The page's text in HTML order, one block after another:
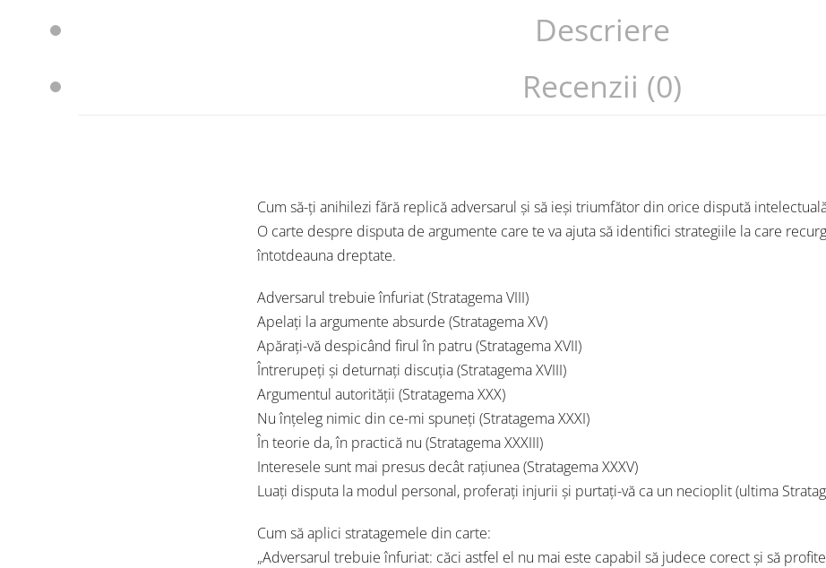
Descriere
Recenzii (0)
Cum să-ți anihilezi fără replică adversarul și să ieși triumfător din orice dispută
O carte despre disputa de argumente care te va ajuta să identifici strategiile la care
întotdeauna dreptate.
Adversarul trebuie înfuriat (Stratagema VIII)
Apelați la argumente absurde (Stratagema XV)
Apărați-vă despicând firul în patru (Stratagema XVII)
Întrerupeți și deturnați discuția (Stratagema XVIII)
Argumentul autorității (Stratagema XXX)
Nu înțeleg nimic din ce-mi spuneți (Stratagema XXXI)
În teorie da, în practică nu (Stratagema XXXIII)
Interesele sunt mai presus decât rațiunea (Stratagema XXXV)
Luați disputa la modul personal, proferați injurii și purtați-vă ca un necioplit (ultima
Cum să aplici stratagemele din carte:
„Adversarul trebuie înfuriat: căci astfel el nu mai este capabil să judece corect şi să